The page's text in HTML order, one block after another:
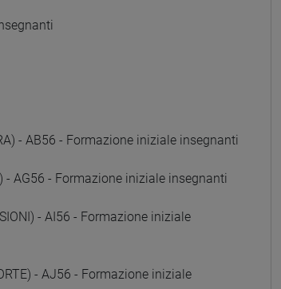
- AB56 - Formazione iniziale insegnanti
- AG56 - Formazione iniziale insegnanti
- AI56 - Formazione iniziale
- AJ56 - Formazione iniziale